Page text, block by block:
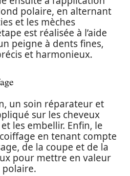
polaire, en alternant
et les mèches
est réalisée à l’aide
peigne à dents fines,
et harmonieux.
un soin réparateur et
sur les cheveux
les embellir. Enfin, le
en tenant compte
de la coupe et de la
pour mettre en valeur